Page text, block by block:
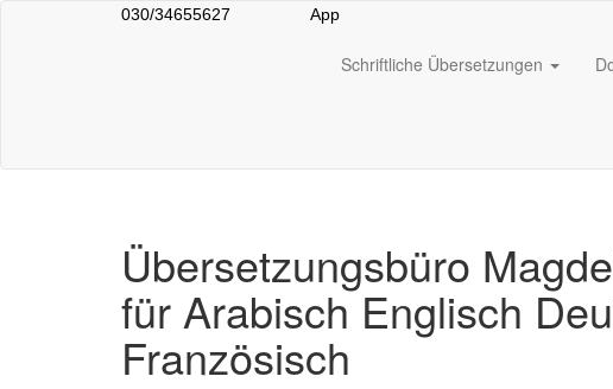
030/34655627 App
Schriftliche Übersetzungen
Übersetzungsbüro
für Arabisch Englisch
Französisch